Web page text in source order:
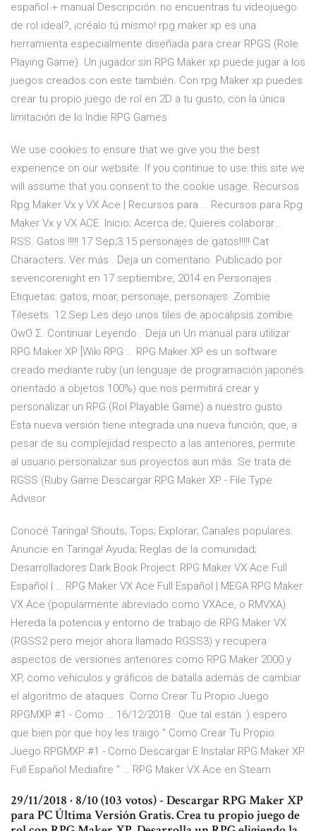
español + manual Descripción: no encuentras tu vídeojuego
de rol ideal?, ¡créalo tú mismo! rpg maker xp es una
herramienta especialmente diseñada para crear RPGS (Role
Playing Game). Un jugador sin RPG Maker xp puede jugar a los
juegos creados con este también. Con rpg Maker xp puedes
crear tu propio juego de rol en 2D a tu gusto, con la única
limitación de lo Indie RPG Games
We use cookies to ensure that we give you the best
experience on our website. If you continue to use this site we
will assume that you consent to the cookie usage. Recursos
Rpg Maker Vx y VX Ace | Recursos para … Recursos para Rpg
Maker Vx y VX ACE. Inicio; Acerca de; Quieres colaborar…
RSS. Gatos !!!!! 17 Sep;3 15 personajes de gatos!!!!! Cat
Characters. Ver más . Deja un comentario. Publicado por
sevencorenight en 17 septiembre, 2014 en Personajes .
Etiquetas: gatos, moar, personaje, personajes. Zombie
Tilesets. 12 Sep Les dejo unos tiles de apocalipsis zombie
OwO Σ. Continuar Leyendo . Deja un Un manual para utilizar
RPG Maker XP [Wiki RPG … RPG Maker XP es un software
creado mediante ruby (un lenguaje de programación japonés
orientado a objetos 100%) que nos permitirá crear y
personalizar un RPG (Rol Playable Game) a nuestro gusto.
Esta nueva versión tiene integrada una nueva función, que, a
pesar de su complejidad respecto a las anteriores, permite
al usuario personalizar sus proyectos aun más. Se trata de
RGSS (Ruby Game Descargar RPG Maker XP - File Type
Advisor
Conocé Taringa! Shouts; Tops; Explorar; Canales populares.
Anuncie en Taringa! Ayuda; Reglas de la comunidad;
Desarrolladores Dark Book Project: RPG Maker VX Ace Full
Español | … RPG Maker VX Ace Full Español | MEGA RPG Maker
VX Ace (popularmente abreviado como VXAce, o RMVXA).
Hereda la potencia y entorno de trabajo de RPG Maker VX
(RGSS2 pero mejor ahora llamado RGSS3) y recupera
aspectos de versiones anteriores como RPG Maker 2000 y
XP, como vehículos y gráficos de batalla además de cambiar
el algoritmo de ataques. Como Crear Tu Propio Juego
RPGMXP #1 - Como … 16/12/2018 · Que tal están :) espero
que bien por que hoy les traigo " Como Crear Tu Propio
Juego RPGMXP #1 - Como Descargar E Instalar RPG Maker XP
Full Español Mediafire " … RPG Maker VX Ace en Steam
29/11/2018 · 8/10 (103 votos) - Descargar RPG Maker XP
para PC Última Versión Gratis. Crea tu propio juego de